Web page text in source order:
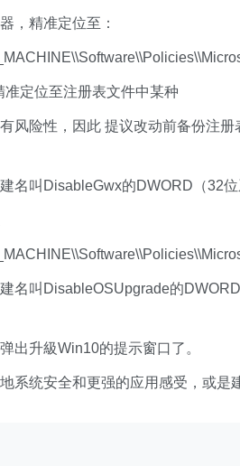
精准定位至：
定位至注册表文件中某种
险性，因此 提议改动前备份注册
叫DisableGwx的DWORD（32位
叫DisableOSUpgrade的DWORD
升級Win10的提示窗口了。
统安全和更强的应用感受，或是